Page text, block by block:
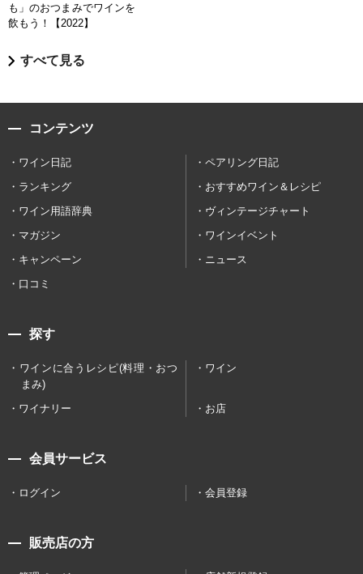
も」のおつまみでワインを
飲もう！【2022】
すべて見る
コンテンツ
ワイン日記
ペアリング日記
ランキング
おすすめワイン＆レシピ
ワイン用語辞典
ヴィンテージチャート
マガジン
ワインイベント
キャンペーン
ニュース
口コミ
探す
ワインに合うレシピ(料理・おつ
まみ)
ワイン
ワイナリー お店
会員サービス
ログイン 会員登録
販売店の方